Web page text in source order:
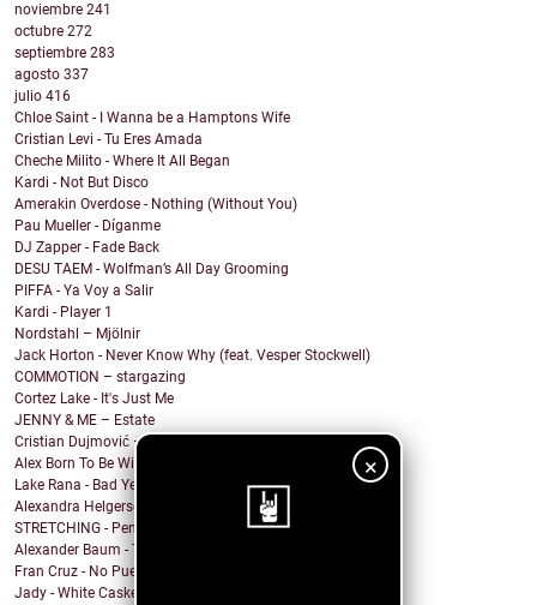
×
noviembre 241
octubre 272
septiembre 283
agosto 337
julio 416
Chloe Saint - I Wanna be a Hamptons Wife
Cristian Levi - Tu Eres Amada
Cheche Milito - Where It All Began
Kardi - Not But Disco
Amerakin Overdose - Nothing (Without You)
Pau Mueller - Díganme
DJ Zapper - Fade Back
DESU TAEM - Wolfman’s All Day Grooming
PIFFA - Ya Voy a Salir
Kardi - Player 1
Nordstahl – Mjölnir
Jack Horton - Never Know Why (feat. Vesper Stockwell)
COMMOTION – stargazing
Cortez Lake - It's Just Me
JENNY & ME – Estate
Cristian Dujmović – Fin de un mundo
Alex Born To Be Wild - Nice Girls
Lake Rana - Bad Year
Alexandra Helgerson - We're Never Going Out
STRETCHING - Pencil Me In
Alexander Baum - Träume
Fran Cruz - No Puedo
Jady - White Casket